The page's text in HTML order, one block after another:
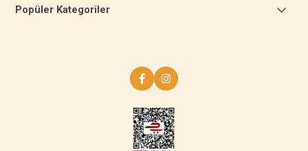
Popüler Kategoriler